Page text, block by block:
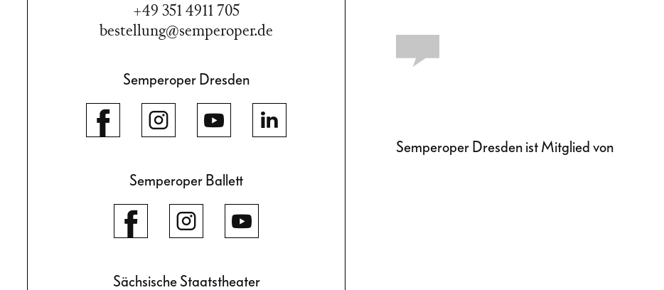
+49 351 4911 705
bestellung@semperoper.de
Semperoper Dresden
Semperoper Ballett
Sächsische Staatstheater
Semperoper Dresden ist Mitglied von